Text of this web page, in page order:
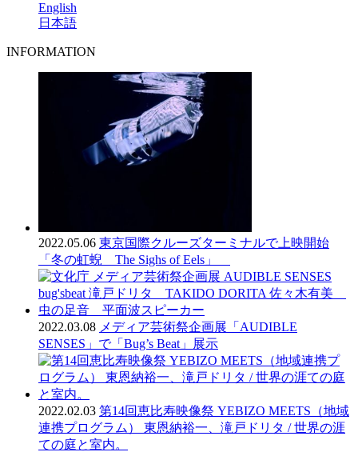
English
日本語
INFORMATION
2022.05.06 東京国際クルーズターミナルで上映開始
「冬の虹蜺 The Sighs of Eels」
2022.03.08 メディア芸術祭企画展「AUDIBLE
SENSES」で「Bug’s Beat」展示
2022.02.03 第14回恵比寿映像祭 YEBIZO MEETS（地域
連携プログラム） 東恩納裕一、滝戸ドリタ / 世界の涯
ての庭と室内。